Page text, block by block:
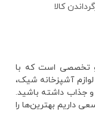
کالا
و تخصصی است که با
لوازم آشپزخانه شیک،
جذاب داشته باشید.
داریم بهترین‌ها را